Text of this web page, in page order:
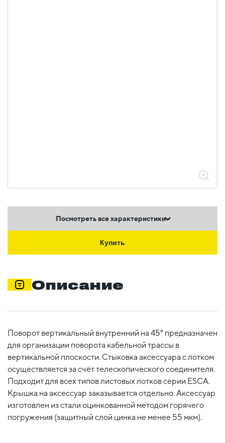
Посмотреть все характеристики
Купить
Описание
Поворот вертикальный внутренний на 45° предназначен
для организации поворота кабельной трассы в
вертикальной плоскости. Стыковка аксессуара с лотком
осуществляется за счёт телескопического соединителя.
Подходит для всех типов листовых лотков серии ESCA.
Крышка на аксессуар заказывается отдельно. Аксессуар
изготовлен из стали оцинкованной методом горячего
погружения (защитный слой цинка не менее 55 мкм).